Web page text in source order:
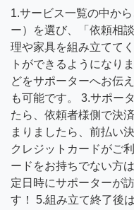
1.サービス一覧の中か
ー）を選び、「依頼相
理や家具を組み立てて
トができるようになり
どをサポーターへお伝
も可能です。 3.サポー
たら、依頼者様側で決
まりましたら、前払い
クレジットカードがご
ードをお持ちでない方
定日時にサポーターが
す！ 5.組み立て終了後